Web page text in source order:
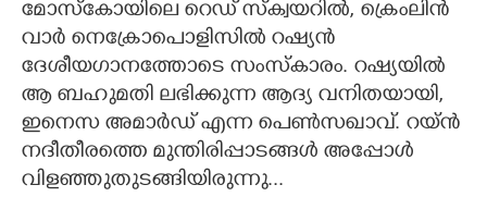
മോസ്കോയിലെ റെഡ് സ്ക്വയറിൽ,​ ക്രെംലിൻ
വാർ നെക്രോപൊളിസിൽ റഷ്യൻ
ദേശീയഗാനത്തോടെ സംസ്കാരം. റഷ്യയിൽ
ആ ബഹുമതി ലഭിക്കുന്ന ആദ്യ വനിതയായി,​
ഇനെസ അമാർഡ് എന്ന പെൺസഖാവ്. റയ്ൻ
നദീതീരത്തെ മുന്തിരിപ്പാടങ്ങൾ അപ്പോൾ
വിളഞ്ഞുതുടങ്ങിയിരുന്നു...